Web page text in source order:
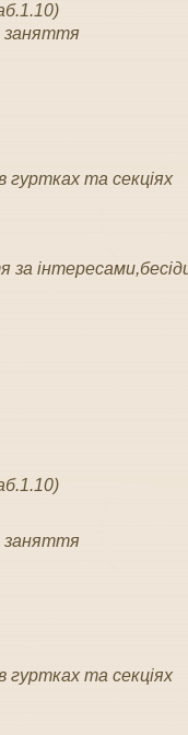
заняття
гуртках та секціях
за
заняття
гуртках та секціях